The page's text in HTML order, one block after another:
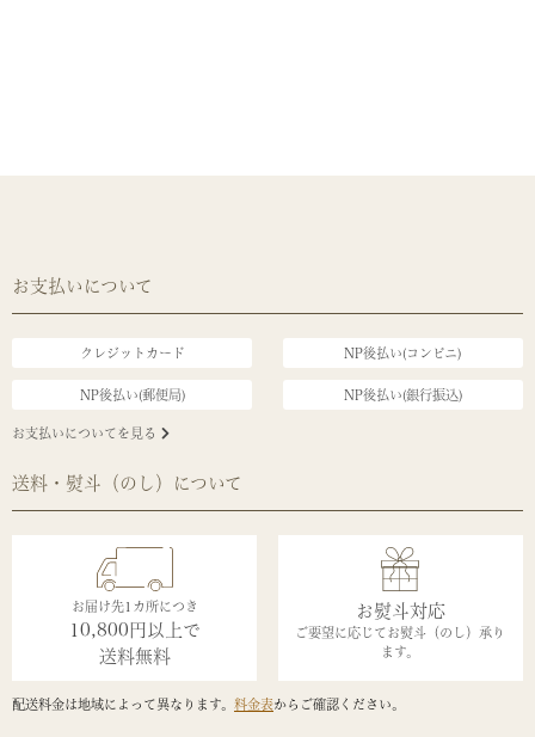
お支払いについて
クレジットカード NP後払い(コンビニ)
NP後払い(郵便局) NP後払い(銀行振込)
お支払いについてを見る
送料・熨斗（のし）について
お届け先1カ所につき
10,800円以上で
送料無料
お熨斗対応
ご要望に応じてお熨斗（のし）承り
ます。
配送料金は地域によって異なります。 料金表からご確認ください。